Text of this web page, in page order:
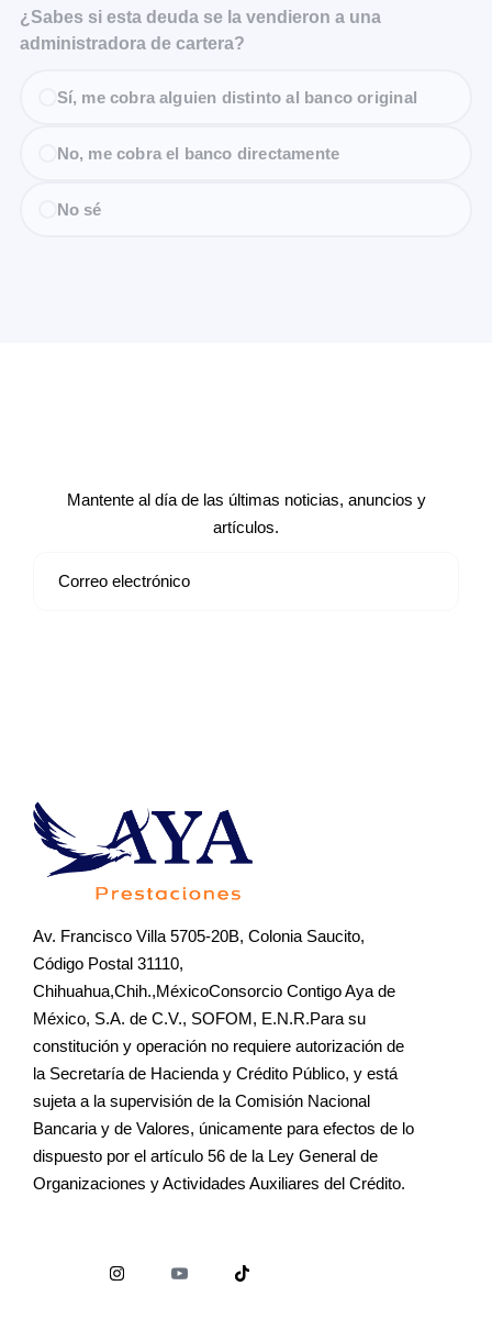
¿Sabes si esta deuda se la vendieron a una
administradora de cartera?
Sí, me cobra alguien distinto al banco original
No, me cobra el banco directamente
No sé
Mantente al día de las últimas noticias, anuncios y
artículos.
Av. Francisco Villa 5705-20B, Colonia Saucito,
Código Postal 31110,
Chihuahua,Chih.,MéxicoConsorcio Contigo Aya de
México, S.A. de C.V., SOFOM, E.N.R.Para su
constitución y operación no requiere autorización de
la Secretaría de Hacienda y Crédito Público, y está
sujeta a la supervisión de la Comisión Nacional
Bancaria y de Valores, únicamente para efectos de lo
dispuesto por el artículo 56 de la Ley General de
Organizaciones y Actividades Auxiliares del Crédito.